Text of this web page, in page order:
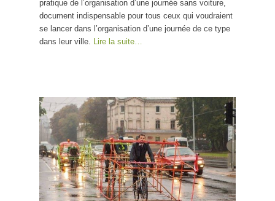
pratique de l’organisation d’une journée sans voiture,
document indispensable pour tous ceux qui voudraient
se lancer dans l’organisation d’une journée de ce type
dans leur ville. Lire la suite…